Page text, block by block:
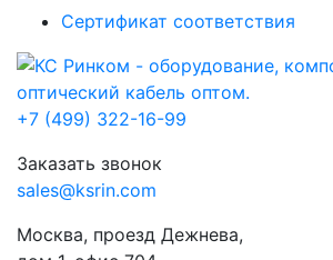
Сертификат соответствия
+7 (499) 322-16-99
Заказать звонок
sales@ksrin.com
Москва, проезд Дежнева,